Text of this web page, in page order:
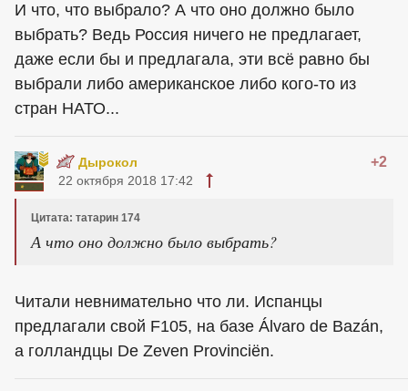
И что, что выбрало? А что оно должно было
выбрать? Ведь Россия ничего не предлагает,
даже если бы и предлагала, эти всё равно бы
выбрали либо американское либо кого-то из
стран НАТО...
Дырокол +2
22 октября 2018 17:42
Цитата: татарин 174
А что оно должно было выбрать?
Читали невнимательно что ли. Испанцы
предлагали свой F105, на базе Álvaro de Bazán,
а голландцы De Zeven Provinciën.